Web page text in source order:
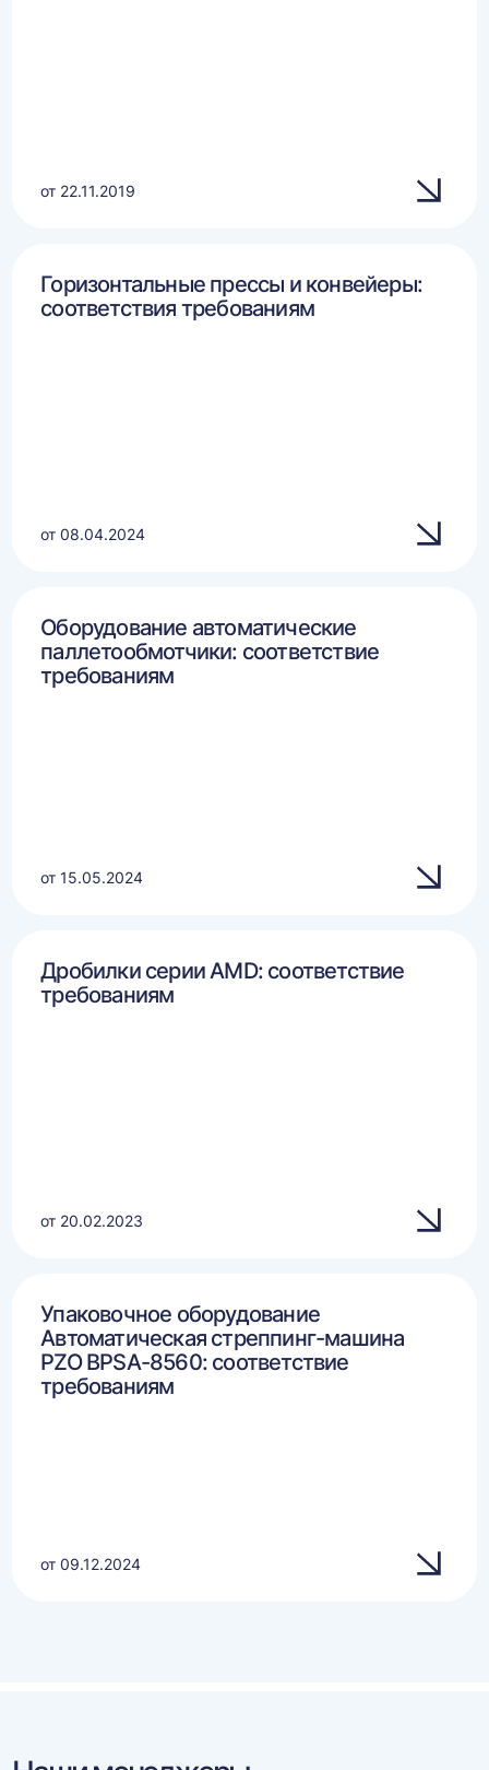
от 22.11.2019
Горизонтальные прессы и конвейеры:
соответствия требованиям
от 08.04.2024
Оборудование автоматические
паллетообмотчики: соответствие
требованиям
от 15.05.2024
Дробилки серии AMD: соответствие
требованиям
от 20.02.2023
Упаковочное оборудование
Автоматическая стреппинг-машина
PZO BPSA-8560: соответствие
требованиям
от 09.12.2024